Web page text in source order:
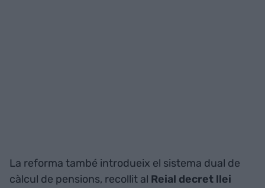
La reforma també introdueix el sistema dual de
càlcul de pensions, recollit al Reial decret llei